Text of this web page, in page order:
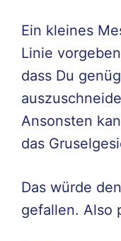
Ein kleines
Linie
dass Du
Ansonsten
das
Das würde
gefallen. Also